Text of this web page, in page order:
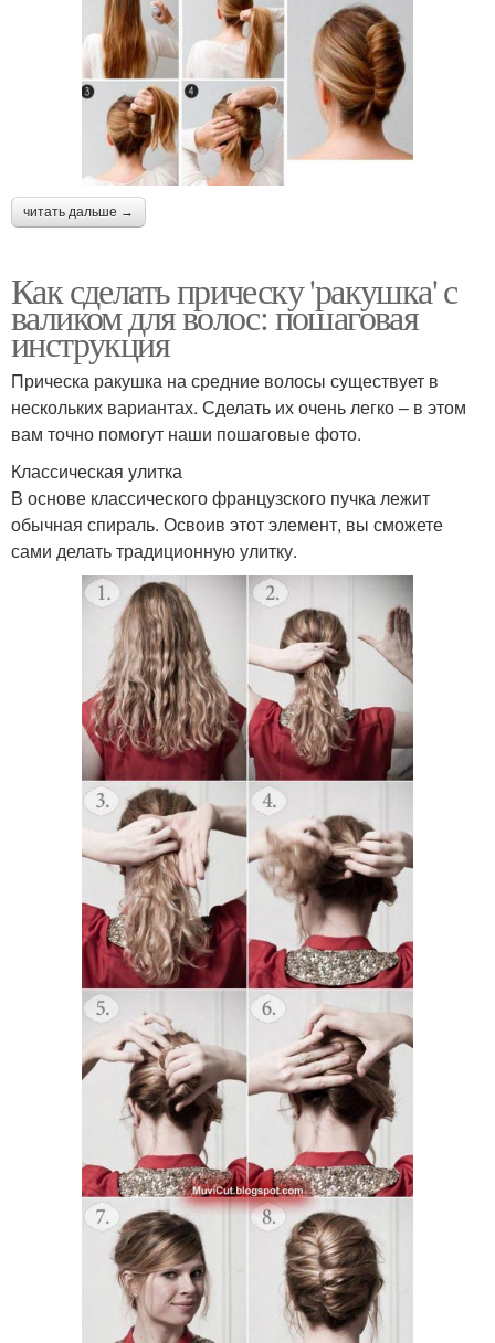
читать дальше →
Как сделать прическу 'ракушка' с
валиком для волос: пошаговая
инструкция
Прическа ракушка на средние волосы существует в
нескольких вариантах. Сделать их очень легко – в этом
вам точно помогут наши пошаговые фото.
Классическая улитка
В основе классического французского пучка лежит
обычная спираль. Освоив этот элемент, вы сможете
сами делать традиционную улитку.